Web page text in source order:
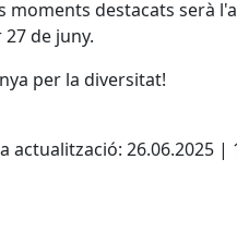
moments destacats serà
de juny.
per la diversitat!
actualització: 26.06.2025 |